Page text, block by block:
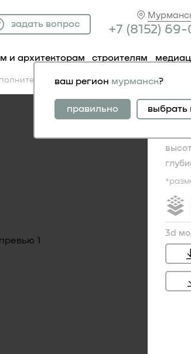
+7 (81 52) 69-
задать вопрос
и архитекторам строителям
ваш регион мурманск?
правильно выбрать
элементы фасадные
3d